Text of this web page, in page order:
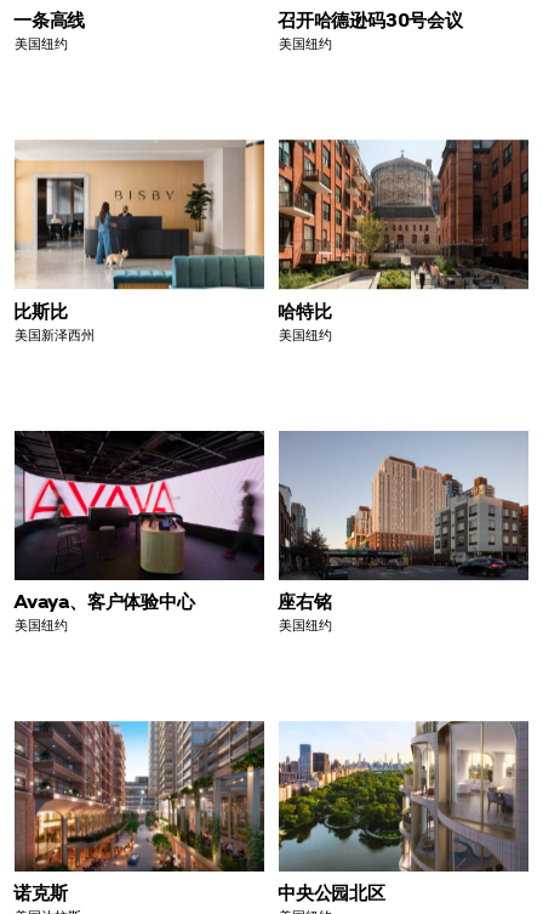
一条高线
美国纽约
召开哈德逊码30号会议
美国纽约
比斯比
美国新泽西州
哈特比
美国纽约
Avaya、客户体验中心
美国纽约
座右铭
美国纽约
诺克斯 中央公园北区